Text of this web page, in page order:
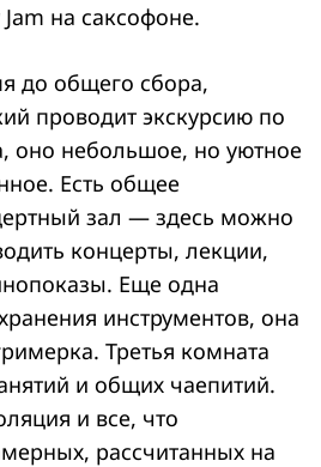
на саксофоне.
до общего сбора,
проводит экскурсию по
оно небольшое, но уютное
Есть общее
зал — здесь можно
концерты, лекции,
Еще одна
инструментов, она
Третья комната
и общих чаепитий.
и все, что
рассчитанных на